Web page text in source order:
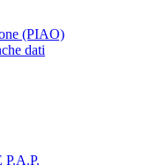
(PIAO)
dati